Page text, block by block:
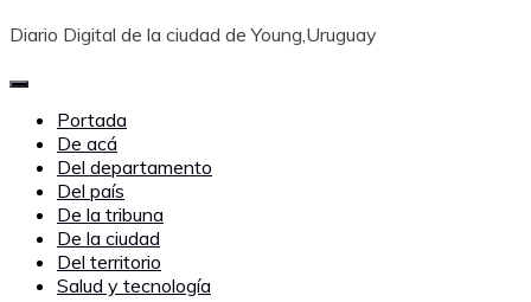
Diario Digital de la ciudad de Young,Uruguay
Portada
De acá
Del departamento
Del país
De la tribuna
De la ciudad
Del territorio
Salud y tecnología